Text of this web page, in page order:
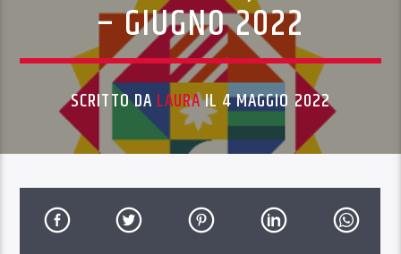
– GIUGNO 2022
SCRITTO DA LAURAIL 4 MAGGIO 2022